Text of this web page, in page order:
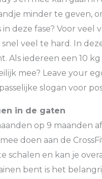
minder te geven,
deze fase? Voor veel
veel te hard. In
Als iedereen een 10
mee? Leave your
slogan voor
in de gaten
op 9 maanden
doen aan de
schalen en kan je
bent is het